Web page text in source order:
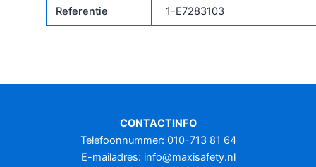
Referentie 1-E7283103
CONTACTINFO
Telefoonnummer: 010-713 81 64
E-mailadres: info@maxisafety.nl